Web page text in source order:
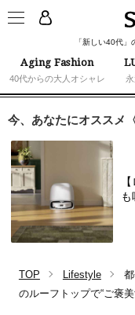
「新しい40代
Aging Fashion
40代からの大人オシャレ
今、あなたにオススメ〈
も
TOP Lifestyle
のルーフトップで“ご褒